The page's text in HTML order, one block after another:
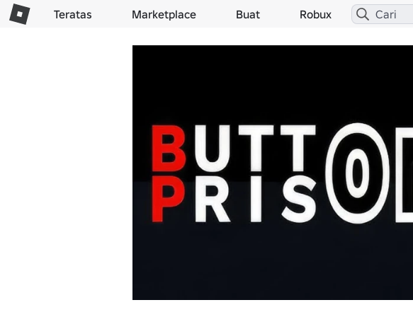
Teratas Marketplace Buat Robux